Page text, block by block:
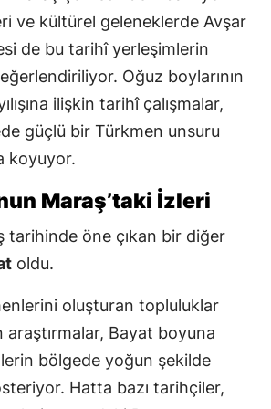
ve kültürel geleneklerde Avşar
de bu tarihî yerleşimlerin
Oğuz boylarının
ilişkin tarihî çalışmalar,
güçlü bir Türkmen unsuru
koyuyor.
Maraş’taki İzleri
tarihinde öne çıkan bir diğer
oldu.
oluşturan topluluklar
araştırmalar, Bayat boyuna
bölgede yoğun şekilde
Hatta bazı tarihçiler,